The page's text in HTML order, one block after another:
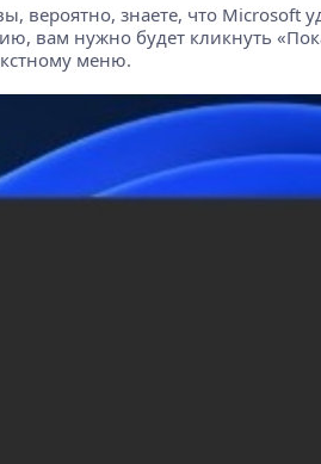
знаете, что Microsoft
вам нужно будет кликнуть
меню.